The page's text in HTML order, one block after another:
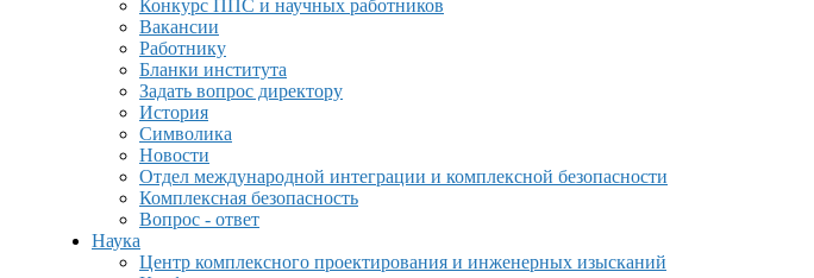
Конкурс ППС и научных работников
Вакансии
Работнику
Бланки института
Задать вопрос директору
История
Символика
Новости
Отдел международной интеграции и комплексной безопасности
Комплексная безопасность
Вопрос - ответ
Наука
Центр комплексного проектирования и инженерных изысканий